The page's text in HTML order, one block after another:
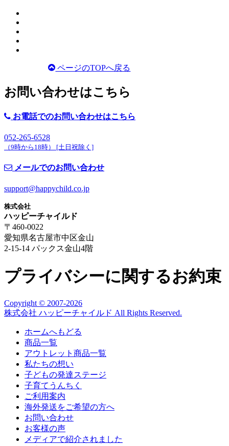
ページのTOPへ戻る
お問い合わせはこちら
お電話でのお問い合わせはこちら
052-265-6528
（9時から18時） [土日祝除く]
メールでのお問い合わせ
support@happychild.co.jp
株式会社
ハッピーチャイルド
〒460-0022
愛知県名古屋市中区金山
2-15-14 パックス金山4階
プライバシーに関するお約束
Copyright © 2007-2026
株式会社 ハッピーチャイルド All Rights Reserved.
ホームへもどる
商品一覧
アウトレット商品一覧
私たちの想い
子どもの発達ステージ
子育てうんちく
ご利用案内
海外発送をご希望の方へ
お問い合わせ
お客様の声
メディアで紹介されました